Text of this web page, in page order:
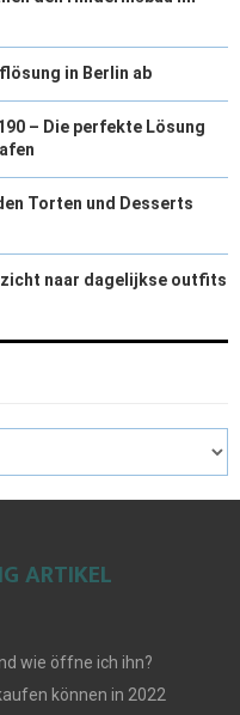
in Berlin ab
– Die perfekte Lösung
Torten und Desserts
naar dagelijkse outfits
ARTIKEL
wie öffne ich ihn?
können in 2022